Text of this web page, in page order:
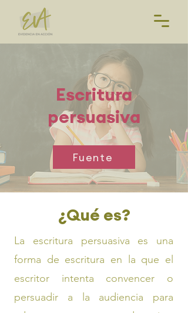
Escritura
persuasiva
Fuente
¿Qué es?
La escritura persuasiva es una
forma de escritura en la que el
escritor intenta convencer o
persuadir a la audiencia para